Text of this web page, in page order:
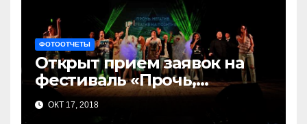
ФОТООТЧЕТЫ
Открыт прием заявок на
фестиваль «Прочь,
негатив…»!!!!!
ОКТ 17, 2018